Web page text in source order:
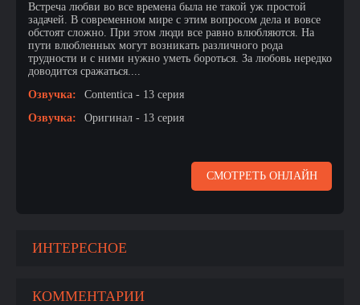
Встреча любви во все времена была не такой уж простой
задачей. В современном мире с этим вопросом дела и вовсе
обстоят сложно. При этом люди все равно влюбляются. На
пути влюбленных могут возникать различного рода
трудности и с ними нужно уметь бороться. За любовь нередко
доводится сражаться....
Озвучка:
Contentica - 13 серия
Озвучка:
Оригинал - 13 серия
СМОТРЕТЬ ОНЛАЙН
ИНТЕРЕСНОЕ
КОММЕНТАРИИ